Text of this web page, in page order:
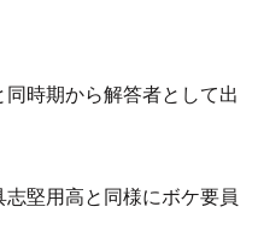
時期から解答者として出
堅用高と同様にボケ要員